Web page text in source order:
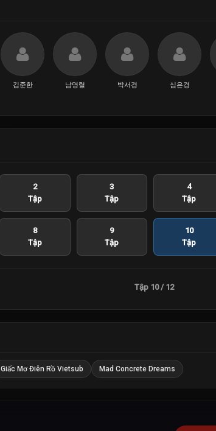
김준한 남명렬 박서경 심은경
2
Tập
3
Tập
4
Tập
8
Tập
9
Tập
10
Tập
Tập 10 / 12
Giấc Mơ Điên Rồ Vietsub Mad Concrete Dreams